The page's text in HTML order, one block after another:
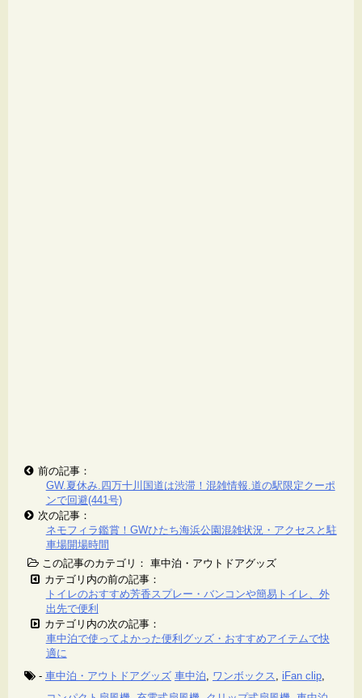
前の記事：
GW.夏休み.四万十川国道は渋滞！混雑情報.道の駅限定クーポ
ンで回避(441号)
次の記事：
ネモフィラ鑑賞！GWひたち海浜公園混雑状況・アクセスと駐
車場開場時間
この記事のカテゴリ： 車中泊・アウトドアグッズ
カテゴリ内の前の記事：
トイレのおすすめ芳香スプレー・バンコンや簡易トイレ、外
出先で便利
カテゴリ内の次の記事：
車中泊で使ってよかった便利グッズ・おすすめアイテムで快
適に
- 車中泊・アウトドアグッズ 車中泊 ワンボックス iFan clip